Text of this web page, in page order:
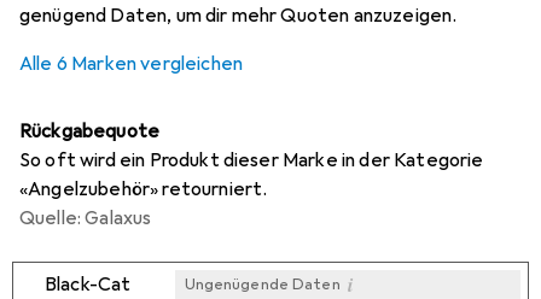
genügend Daten, um dir mehr Quoten anzuzeigen.
Alle 6 Marken vergleichen
Rückgabequote
So oft wird ein Produkt dieser Marke in der Kategorie
«Angelzubehör» retourniert.
Quelle: Galaxus
Black-Cat Ungenügende Daten i